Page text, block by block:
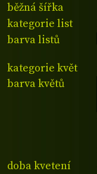
běžná šířka
kategorie list
barva listů
kategorie květ
barva květů
doba kvetení